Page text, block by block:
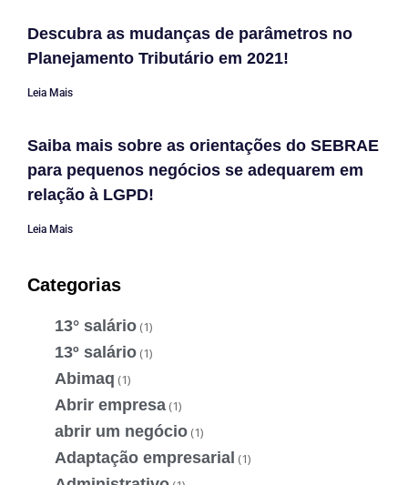
Descubra as mudanças de parâmetros no
Planejamento Tributário em 2021!
Leia Mais
Saiba mais sobre as orientações do SEBRAE
para pequenos negócios se adequarem em
relação à LGPD!
Leia Mais
Categorias
13° salário (1)
13º salário (1)
Abimaq (1)
Abrir empresa (1)
abrir um negócio (1)
Adaptação empresarial (1)